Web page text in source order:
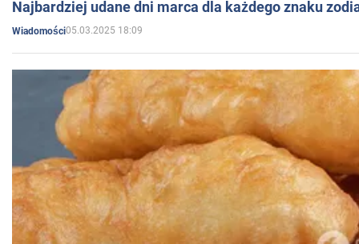
Najbardziej udane dni marca dla każdego znaku
Wiadomości05.03.2025 18:09